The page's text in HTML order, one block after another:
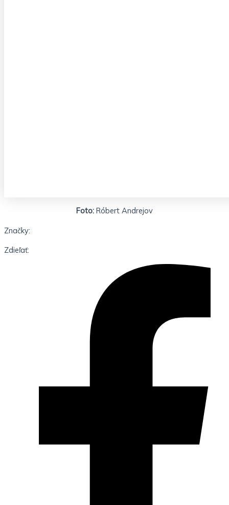
Foto: Róbert Andrejov
Značky:
Zdieľať: